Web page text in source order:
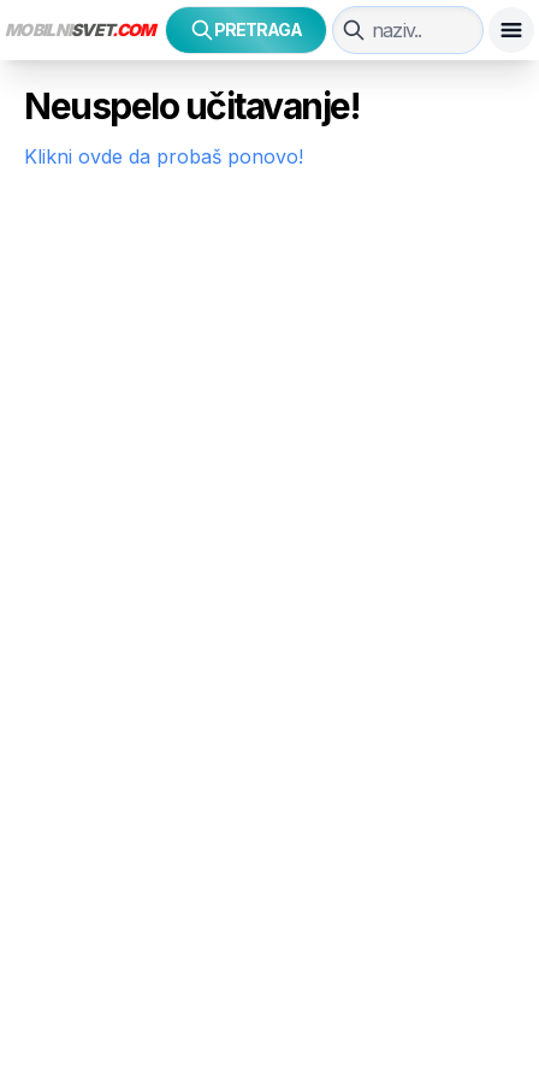
MOBILNISVET.COM PRETRAGA
Neuspelo učitavanje!
Klikni ovde da probaš ponovo!